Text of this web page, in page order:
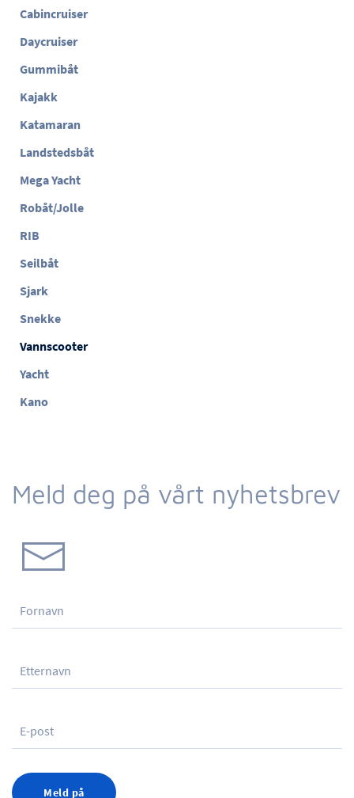
Cabincruiser
Daycruiser
Gummibåt
Kajakk
Katamaran
Landstedsbåt
Mega Yacht
Robåt/Jolle
RIB
Seilbåt
Sjark
Snekke
Vannscooter
Yacht
Kano
Meld deg på vårt nyhetsbrev
Meld på